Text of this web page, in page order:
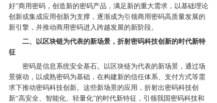
好”商用密码，创造新的密码产品，满足新的重大需求，以基础理论
创新或集成应用创新为支撑，逐渐成为引领商用密码高质量发展的
新引擎，并推动商用密码进入跨越发展的新阶段。
二、以区块链为代表的新场景，折射密码科技创新的时代新特
征
密码是信息系统安全基石。以区块链为代表的新场景，通过场
景驱动，以成熟密码为基础，在构建新的信任体系、支付方式等需
求下推动密码科技创新。这些新场景的应用，折射出密码科技创
新“高安全、智能化、轻量化”的时代新特征，引领我国密码科技和